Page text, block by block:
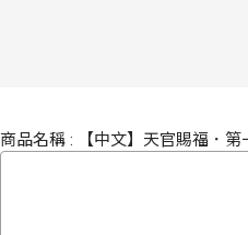
商品名稱 : 【中文】天官賜福．